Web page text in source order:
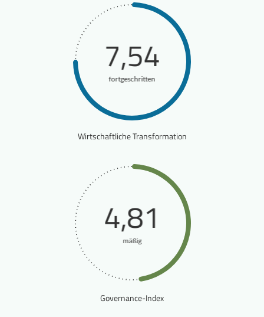
7,54
fortgeschritten
Wirtschaftliche Transformation
4,81
mäßig
Governance-Index